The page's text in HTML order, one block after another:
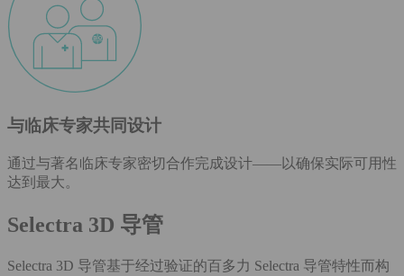
与临床专家共同设计
通过与著名临床专家密切合作完成设计——以确保实际可用性
达到最大。
Selectra 3D 导管
Selectra 3D 导管基于经过验证的百多力 Selectra 导管特性而构